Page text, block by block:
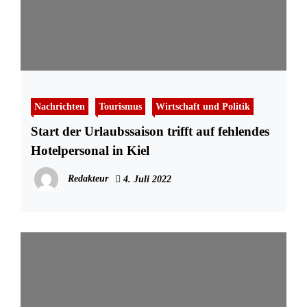
Nachrichten Tourismus Wirtschaft und Politik
Start der Urlaubssaison trifft auf fehlendes
Hotelpersonal in Kiel
Redakteur 4. Juli 2022